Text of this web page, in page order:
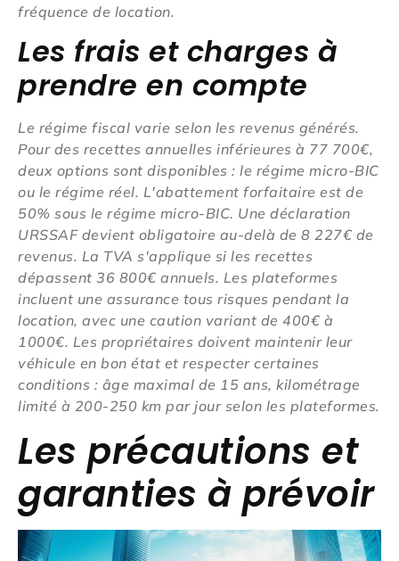
fréquence de location.
Les frais et charges à
prendre en compte
Le régime fiscal varie selon les revenus générés.
Pour des recettes annuelles inférieures à 77 700€,
deux options sont disponibles : le régime micro-BIC
ou le régime réel. L'abattement forfaitaire est de
50% sous le régime micro-BIC. Une déclaration
URSSAF devient obligatoire au-delà de 8 227€ de
revenus. La TVA s'applique si les recettes
dépassent 36 800€ annuels. Les plateformes
incluent une assurance tous risques pendant la
location, avec une caution variant de 400€ à
1000€. Les propriétaires doivent maintenir leur
véhicule en bon état et respecter certaines
conditions : âge maximal de 15 ans, kilométrage
limité à 200-250 km par jour selon les plateformes.
Les précautions et
garanties à prévoir